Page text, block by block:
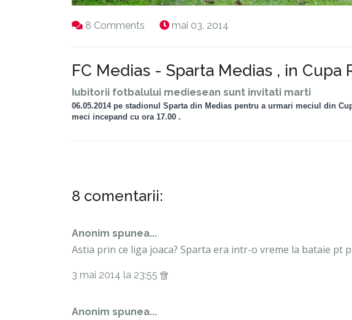
8 Comments mai 03, 2014
FC Medias - Sparta Medias , in Cupa
Iubitorii fotbalului mediesean sunt invitati marti
06.05.2014 pe stadionul Sparta din Medias pentru a urmari meciul din
meci incepand cu ora 17.00 .
8 comentarii:
Anonim spunea...
Astia prin ce liga joaca? Sparta era intr-o vreme la bataie pt
3 mai 2014 la 23:55
Anonim spunea...